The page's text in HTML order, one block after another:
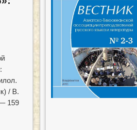
/ В.
159